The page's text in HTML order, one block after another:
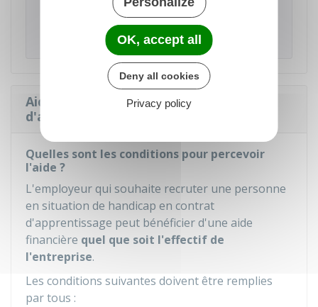
Vous pouvez consulter leguide détaillé de
toutes les aides de l'Agefiph.
Aide à l'embauche en contrat
d'apprentissage
Quelles sont les conditions pour percevoir
l'aide ?
L'employeur qui souhaite recruter une personne
en situation de handicap en contrat
d'apprentissage peut bénéficier d'une aide
financière quel que soit l'effectif de
l'entreprise.
Les conditions suivantes doivent être remplies
par tous :
OK, accept all
Deny all cookies
Privacy policy